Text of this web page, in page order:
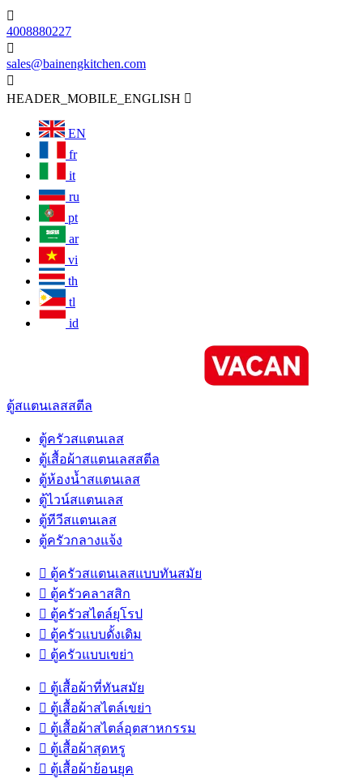

4008880227

sales@bainengkitchen.com

HEADER_MOBILE_ENGLISH 
EN
fr
it
ru
pt
ar
vi
th
tl
id
ตู้สแตนเลสสตีล
ตู้ครัวสแตนเลส
ตู้เสื้อผ้าสแตนเลสสตีล
ตู้ห้องน้ำสแตนเลส
ตู้ไวน์สแตนเลส
ตู้ทีวีสแตนเลส
ตู้ครัวกลางแจ้ง
 ตู้ครัวสแตนเลสแบบทันสมัย
 ตู้ครัวคลาสสิก
 ตู้ครัวสไตล์ยุโรป
 ตู้ครัวแบบดั้งเดิม
 ตู้ครัวแบบเขย่า
 ตู้เสื้อผ้าที่ทันสมัย
 ตู้เสื้อผ้าสไตล์เขย่า
 ตู้เสื้อผ้าสไตล์อุตสาหกรรม
 ตู้เสื้อผ้าสุดหรู
 ตู้เสื้อผ้าย้อนยุค